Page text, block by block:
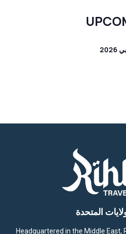
المتحدة
Headquartered in the Middle East,